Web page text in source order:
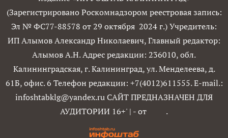
(Зарегистрировано Роскомнадзором реестровая запись:
Эл № ФС77-88578 от 29 октября 2024 г.) Учредитель:
ИП Алымов Александр Николаевич, Главный редактор:
Алымов А.Н. Адрес редакции: 236010, обл.
Калининградская, г. Калининград, ул. Менделеева, д.
61Б, офис. 6 Телефон редакции: +7(4012)611555. E-mail.:
infoshtabklg@yandex.ru САЙТ ПРЕДНАЗНАЧЕН ДЛЯ
АУДИТОРИИ 16+' | - от .